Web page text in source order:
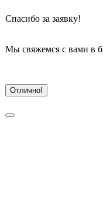
Спасибо за заявку!
Мы свяжемся с вами в
Отлично!